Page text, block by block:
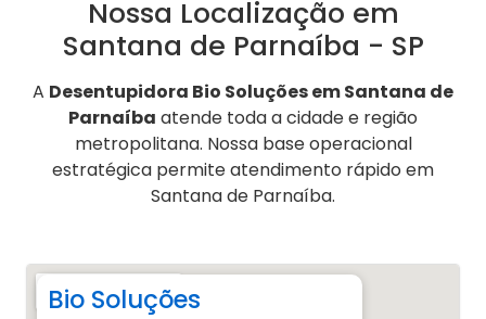
Nossa Localização em
Santana de Parnaíba - SP
A Desentupidora Bio Soluções em Santana de
Parnaíba atende toda a cidade e região
metropolitana. Nossa base operacional
estratégica permite atendimento rápido em
Santana de Parnaíba.
Bio Soluções